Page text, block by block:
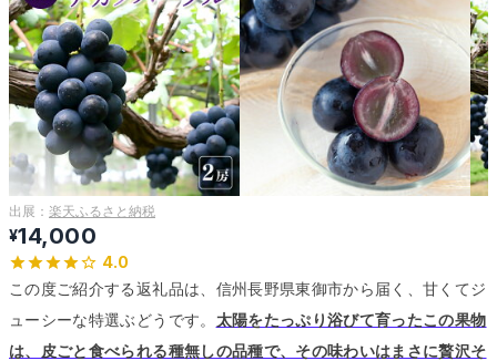
出展： 楽天ふるさと納税
¥14,000
4.0
この度ご紹介する返礼品は、信州長野県東御市から届く、甘くてジ
ューシーな特選ぶどうです。 太陽をたっぷり浴びて育ったこの果物
は、皮ごと食べられる種無しの品種で、その味わいはまさに贅沢そ